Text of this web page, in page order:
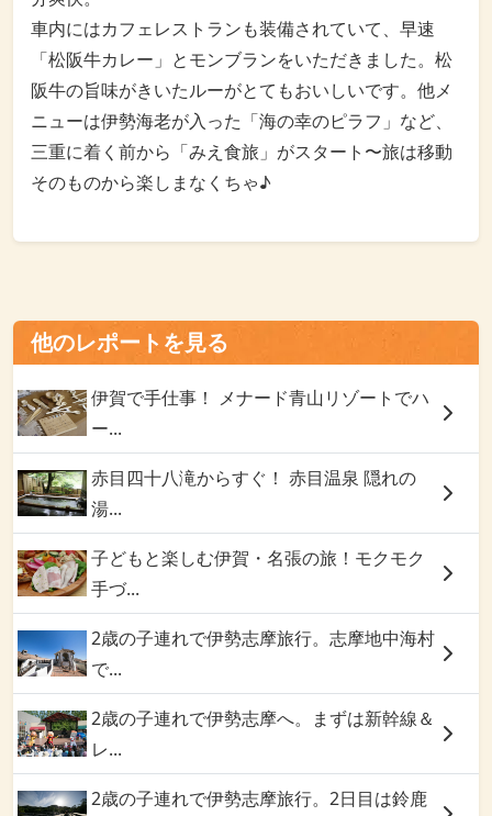
車内にはカフェレストランも装備されていて、早速
「松阪牛カレー」とモンブランをいただきました。松
阪牛の旨味がきいたルーがとてもおいしいです。他メ
ニューは伊勢海老が入った「海の幸のピラフ」など、
三重に着く前から「みえ食旅」がスタート〜旅は移動
そのものから楽しまなくちゃ♪
他のレポートを見る
伊賀で手仕事！ メナード青山リゾートでハ
ー...
赤目四十八滝からすぐ！ 赤目温泉 隠れの
湯...
子どもと楽しむ伊賀・名張の旅！モクモク
手づ...
2歳の子連れで伊勢志摩旅行。志摩地中海村
で...
2歳の子連れで伊勢志摩へ。まずは新幹線＆
レ...
2歳の子連れで伊勢志摩旅行。2日目は鈴鹿